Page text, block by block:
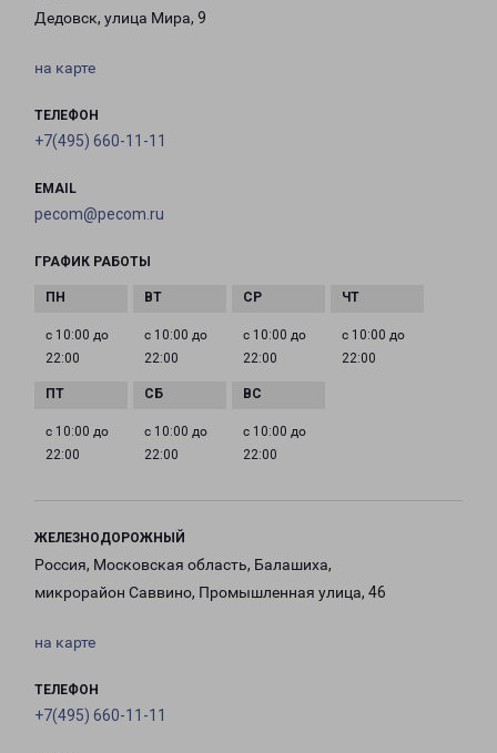
Дедовск, улица Мира, 9
на карте
ТЕЛЕФОН
+7(495) 660-11-11
EMAIL
pecom@pecom.ru
ГРАФИК РАБОТЫ
с 10:00 до
22:00
с 10:00 до
22:00
с 10:00 до
22:00
с 10:00 до
22:00
с 10:00 до
22:00
с 10:00 до
22:00
с 10:00 до
22:00
ЖЕЛЕЗНОДОРОЖНЫЙ
Россия, Московская область, Балашиха,
микрорайон Саввино, Промышленная улица, 46
на карте
ТЕЛЕФОН
+7(495) 660-11-11